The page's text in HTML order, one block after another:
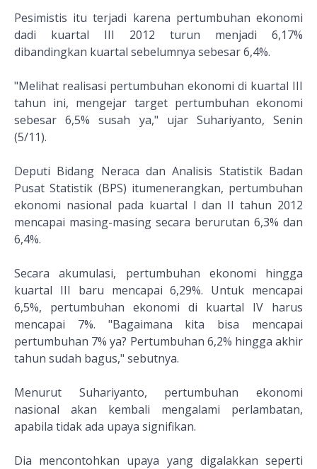
Pesimistis itu terjadi karena pertumbuhan ekonomi
dadi kuartal III 2012 turun menjadi 6,17%
dibandingkan kuartal sebelumnya sebesar 6,4%.
"Melihat realisasi pertumbuhan ekonomi di kuartal III
tahun ini, mengejar target pertumbuhan ekonomi
sebesar 6,5% susah ya," ujar Suhariyanto, Senin
(5/11).
Deputi Bidang Neraca dan Analisis Statistik Badan
Pusat Statistik (BPS) itumenerangkan, pertumbuhan
ekonomi nasional pada kuartal I dan II tahun 2012
mencapai masing-masing secara berurutan 6,3% dan
6,4%.
Secara akumulasi, pertumbuhan ekonomi hingga
kuartal III baru mencapai 6,29%. Untuk mencapai
6,5%, pertumbuhan ekonomi di kuartal IV harus
mencapai 7%. "Bagaimana kita bisa mencapai
pertumbuhan 7% ya? Pertumbuhan 6,2% hingga akhir
tahun sudah bagus," sebutnya.
Menurut Suhariyanto, pertumbuhan ekonomi
nasional akan kembali mengalami perlambatan,
apabila tidak ada upaya signifikan.
Dia mencontohkan upaya yang digalakkan seperti